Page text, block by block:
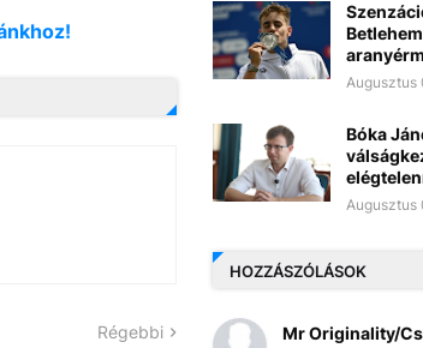
Régebbi
Augusztus
Bóka
Augusztus
HOZZÁSZÓLÁSOK
Mr Originality/